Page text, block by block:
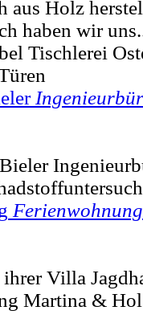
aus Holz
haben wir
Tischlerei
Ferienwohnung
Villa
Martina &